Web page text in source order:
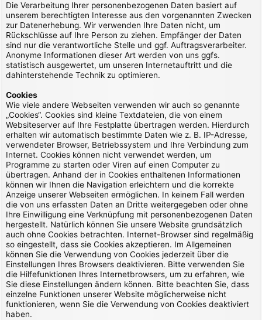
Die Verarbeitung Ihrer personenbezogenen Daten basiert auf
unserem berechtigten Interesse aus den vorgenannten Zwecken
zur Datenerhebung. Wir verwenden Ihre Daten nicht, um
Rückschlüsse auf Ihre Person zu ziehen. Empfänger der Daten
sind nur die verantwortliche Stelle und ggf. Auftragsverarbeiter.
Anonyme Informationen dieser Art werden von uns ggfs.
statistisch ausgewertet, um unseren Internetauftritt und die
dahinterstehende Technik zu optimieren.
Cookies
Wie viele andere Webseiten verwenden wir auch so genannte
„Cookies“. Cookies sind kleine Textdateien, die von einem
Websiteserver auf Ihre Festplatte übertragen werden. Hierdurch
erhalten wir automatisch bestimmte Daten wie z. B. IP-Adresse,
verwendeter Browser, Betriebssystem und Ihre Verbindung zum
Internet. Cookies können nicht verwendet werden, um
Programme zu starten oder Viren auf einen Computer zu
übertragen. Anhand der in Cookies enthaltenen Informationen
können wir Ihnen die Navigation erleichtern und die korrekte
Anzeige unserer Webseiten ermöglichen. In keinem Fall werden
die von uns erfassten Daten an Dritte weitergegeben oder ohne
Ihre Einwilligung eine Verknüpfung mit personenbezogenen Daten
hergestellt. Natürlich können Sie unsere Website grundsätzlich
auch ohne Cookies betrachten. Internet-Browser sind regelmäßig
so eingestellt, dass sie Cookies akzeptieren. Im Allgemeinen
können Sie die Verwendung von Cookies jederzeit über die
Einstellungen Ihres Browsers deaktivieren. Bitte verwenden Sie
die Hilfefunktionen Ihres Internetbrowsers, um zu erfahren, wie
Sie diese Einstellungen ändern können. Bitte beachten Sie, dass
einzelne Funktionen unserer Website möglicherweise nicht
funktionieren, wenn Sie die Verwendung von Cookies deaktiviert
haben.